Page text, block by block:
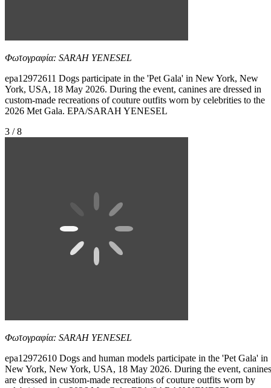
Φωτογραφία: SARAH YENESEL
epa12972611 Dogs participate in the 'Pet Gala' in New York, New
York, USA, 18 May 2026. During the event, canines are dressed in
custom-made recreations of couture outfits worn by celebrities to the
2026 Met Gala. EPA/SARAH YENESEL
3 / 8
Φωτογραφία: SARAH YENESEL
epa12972610 Dogs and human models participate in the 'Pet Gala' in
New York, New York, USA, 18 May 2026. During the event, canines
are dressed in custom-made recreations of couture outfits worn by